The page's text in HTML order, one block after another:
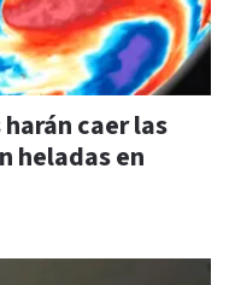
caer las
heladas en